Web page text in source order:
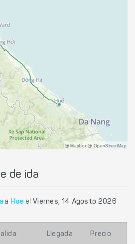
@ Mapbox @ OpenStreetMap
de ida
a Hue el Viernes, 14 Agosto 2026
Llegada Precio